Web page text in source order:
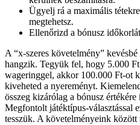
Ügyelj rá a maximális
megtehetsz.
Ellenőrizd a bónusz
A “x-szeres követelmény”
hangzik. Tegyük fel, hogy 5.000
wageringgel, akkor 100.000 Ft-ot
kiveheted a nyereményt.
összeg kizárólag a bónusz
Megfontolt játéktípus-választással
tesszük. A követelményeink között